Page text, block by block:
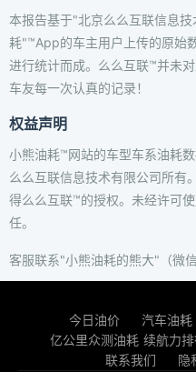
本报告基于"北京么么互联信息
耗"™App的车主用户上传的原始
进行统计而成。么么互联™并未
车友每一次认真的记录！
权益声明
小熊油耗™网站的车型车系油耗
么么互联信息技术有限公司所有
得么么互联™的授权。未经许可
任。
客服联系"小熊油耗的熊大"（微
今日油价 汽车油耗
亿公里众测油耗 续航力
联系我们
隐